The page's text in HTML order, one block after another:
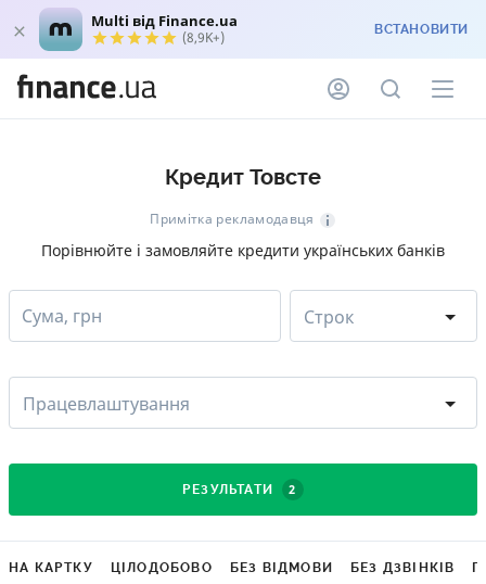
Multi від Finance.ua
(8,9K+) ВСТАНОВИТИ
Кредит Товсте
Примітка рекламодавця
Порівнюйте і замовляйте кредити українських банків
Сума, грн Строк
Працевлаштування
РЕЗУЛЬТАТИ 2
НА КАРТКУ ЦІЛОДОБОВО БЕЗ ВІДМОВИ БЕЗ ДЗВІНКІВ